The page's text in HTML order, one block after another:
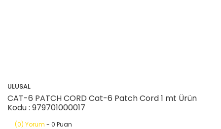
ULUSAL
CAT-6 PATCH CORD Cat-6 Patch Cord 1 mt Ürün
Kodu : 979701000017
(0) Yorum - 0 Puan